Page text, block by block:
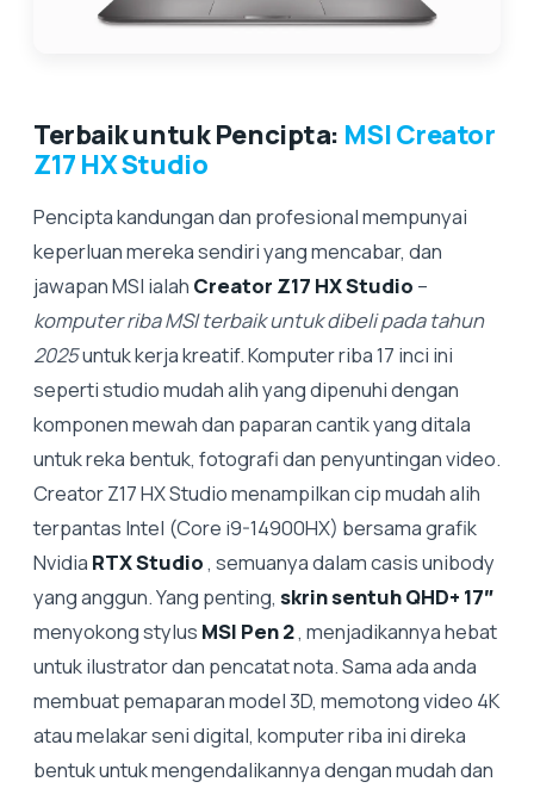
Terbaik untuk Pencipta: MSI Creator
Z17 HX Studio
Pencipta kandungan dan profesional mempunyai
keperluan mereka sendiri yang mencabar, dan
jawapan MSI ialah Creator Z17 HX Studio –
komputer riba MSI terbaik untuk dibeli pada tahun
2025untuk kerja kreatif. Komputer riba 17 inci ini
seperti studio mudah alih yang dipenuhi dengan
komponen mewah dan paparan cantik yang ditala
untuk reka bentuk, fotografi dan penyuntingan video.
Creator Z17 HX Studio menampilkan cip mudah alih
terpantas Intel (Core i9-14900HX) bersama grafik
Nvidia RTX Studio , semuanya dalam casis unibody
yang anggun. Yang penting, skrin sentuh QHD+ 17″
menyokong stylus MSI Pen 2, menjadikannya hebat
untuk ilustrator dan pencatat nota. Sama ada anda
membuat pemaparan model 3D, memotong video 4K
atau melakar seni digital, komputer riba ini direka
bentuk untuk mengendalikannya dengan mudah dan